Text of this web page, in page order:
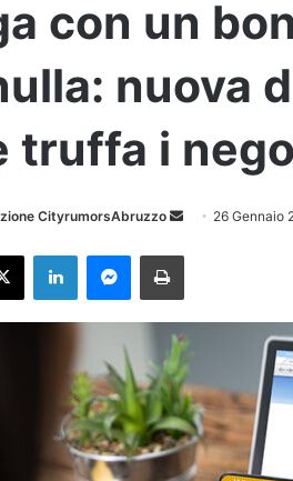
con un
nuova
truffa i
CityrumorsAbruzzo
i
a
u
n
'
e
26 Gennaio